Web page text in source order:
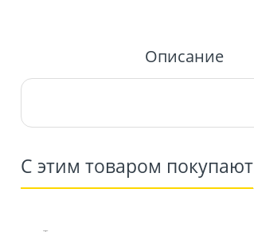
Описание
С этим товаром покупают